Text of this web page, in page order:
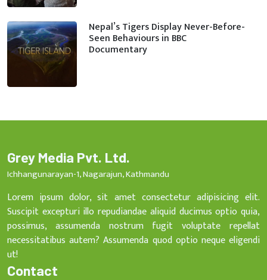
Nepal’s Tigers Display Never-Before-
Seen Behaviours in BBC
Documentary
Grey Media Pvt. Ltd.
Ichhangunarayan-1, Nagarajun, Kathmandu
Lorem ipsum dolor, sit amet consectetur adipisicing elit.
Suscipit excepturi illo repudiandae aliquid ducimus optio quia,
possimus, assumenda nostrum fugit voluptate repellat
necessitatibus autem? Assumenda quod optio neque eligendi
ut!
Contact